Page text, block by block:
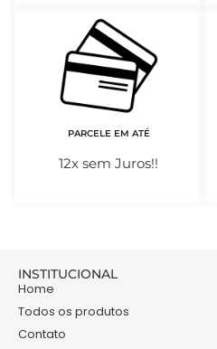
PARCELE EM ATÉ
12x sem Juros!!
INSTITUCIONAL
Home
Todos os produtos
Contato